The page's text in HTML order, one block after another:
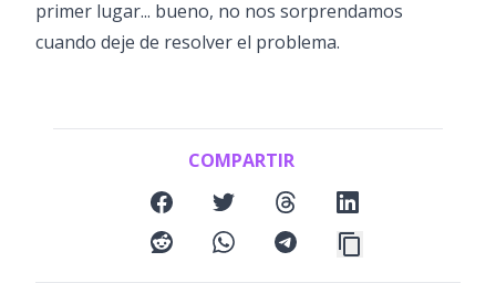
primer lugar... bueno, no nos sorprendamos
cuando deje de resolver el problema.
COMPARTIR
facebooktwitter threads
linkedin
reddit
whatsapptelegram